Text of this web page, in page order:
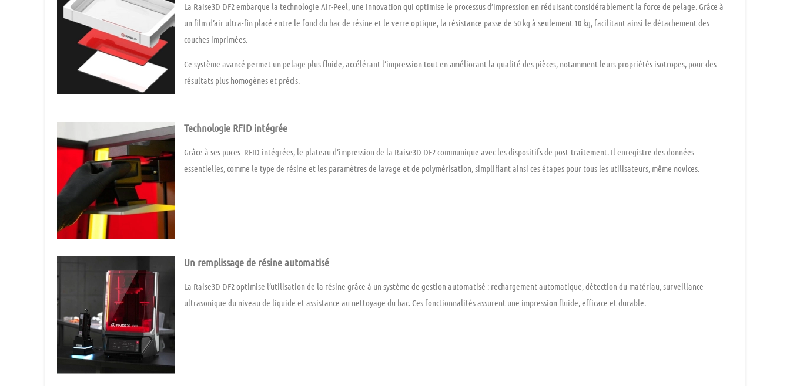
La Raise3D DF2embarque la technologieAir-Peel, une innovation qui optimise le processus d’impression en réduisant considérablement la force de pelage. Grâce à
un film d’air ultra-fin placé entre le fond du bac de résine et le verre optique, la résistance passe de 50 kg à seulement 10 kg, facilitant ainsi le détachement des
couches imprimées.
Ce système avancé permet un pelage plus fluide, accélérant l’impression tout en améliorant la qualité des pièces, notamment leurs propriétés isotropes, pour des
résultats plus homogènes et précis.
Technologie RFID intégrée
Grâce à ses puces RFID intégrées, le plateau d’impression de la Raise3D DF2communique avec les dispositifs de post-traitement. Il enregistre des données
essentielles, comme le type de résine et les paramètres de lavage et de polymérisation, simplifiant ainsi ces étapes pour tous les utilisateurs, même novices.
Un remplissage de résine automatisé
La Raise3D DF2optimise l’utilisation de la résine grâce à unsystème de gestion automatisé : rechargement automatique,détection du matériau,surveillance
ultrasonique du niveau de liquide etassistance au nettoyage du bac. Ces fonctionnalités assurent une impression fluide, efficace et durable.